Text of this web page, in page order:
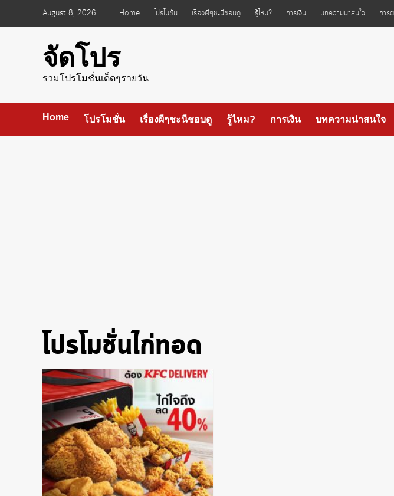
August 8, 2026 Home โปรโมชั่น เรื่องผีๆชะนีชอบดู รู้ไหม? การเงิน บทความน่าสนใจ การ
จัดโปร
รวมโปรโมชั่นเด็ดๆรายวัน
Home โปรโมชั่น เรื่องผีๆชะนีชอบดู รู้ไหม? การเงิน บทความน่าสนใจ
โปรโมชั่นไก่ทอด